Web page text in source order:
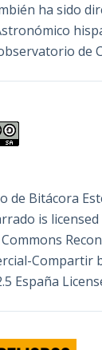
ha sido
de
de Bitácora
is
Compartir
España